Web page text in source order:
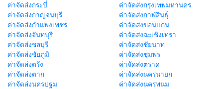
ค่าจัดส่งกระบี่
ค่าจัดส่งกรุงเทพมหานคร
ค่าจัดส่งกาญจนบุรี
ค่าจัดส่งกาฬสินธุ์
ค่าจัดส่งกำแพงเพชร
ค่าจัดส่งขอนแก่น
ค่าจัดส่งจันทบุรี
ค่าจัดส่งฉะเชิงเทรา
ค่าจัดส่งชลบุรี
ค่าจัดส่งชัยนาท
ค่าจัดส่งชัยภูมิ
ค่าจัดส่งชุมพร
ค่าจัดส่งตรัง
ค่าจัดส่งตราด
ค่าจัดส่งตาก
ค่าจัดส่งนครนายก
ค่าจัดส่งนครปฐม
ค่าจัดส่งนครพนม